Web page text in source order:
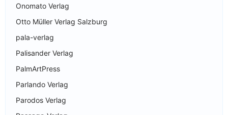
Onomato Verlag
Otto Müller Verlag Salzburg
pala-verlag
Palisander Verlag
PalmArtPress
Parlando Verlag
Parodos Verlag